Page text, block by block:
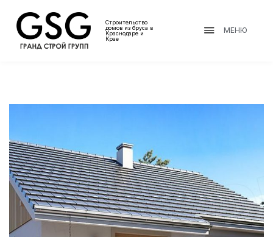
Строительство
домов из бруса в
Краснодаре и
Крае
МЕНЮ